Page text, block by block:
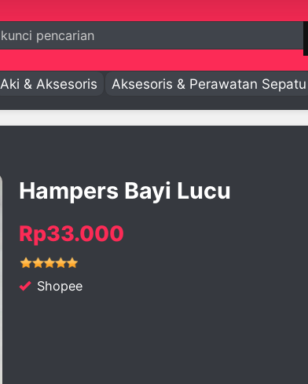
Aki & Aksesoris Aksesoris & Perawatan Sepatu
Hampers Bayi Lucu
Rp33.000
Shopee